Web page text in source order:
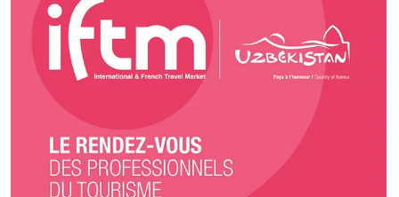
menu et style de service qui réjouira vos invités ! Chez vous ou ailleurs ,
Inkandescent rejoint votre groupe sur un rayon d' action couvrant la
majorité de la Bretagne et de la Loire. Notre concept est adapté pour les
petits comme les grands. Découvrez de nouvelles saveurs tout en
soutenant les producteurs locaux. Une expérience culinaire unique qui
célèbre la famille, votre couple, les amis, votre entreprise ainsi que la
qualité des produits de notre terroir.